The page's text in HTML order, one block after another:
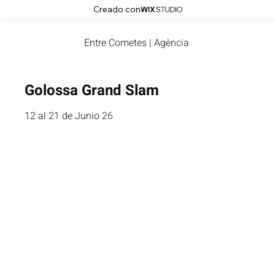
Creado con
12 al 21 de Junio 26
Golossa Grand Slam
Entre Cometes | Agència